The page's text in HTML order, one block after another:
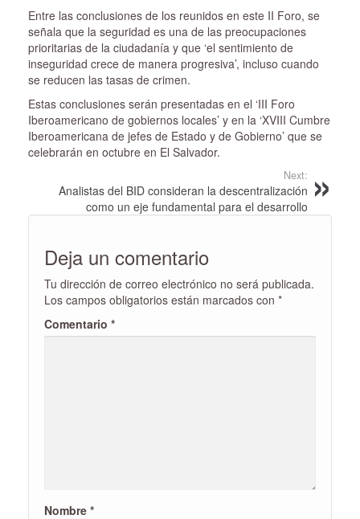
Entre las conclusiones de los reunidos en este II Foro, se
señala que la seguridad es una de las preocupaciones
prioritarias de la ciudadanía y que ‘el sentimiento de
inseguridad crece de manera progresiva’, incluso cuando
se reducen las tasas de crimen.
Estas conclusiones serán presentadas en el ‘III Foro
Iberoamericano de gobiernos locales’ y en la ‘XVIII Cumbre
Iberoamericana de jefes de Estado y de Gobierno’ que se
celebrarán en octubre en El Salvador.
Next:
Analistas del BID consideran la descentralización
como un eje fundamental para el desarrollo
Deja un comentario
Tu dirección de correo electrónico no será publicada.
Los campos obligatorios están marcados con *
Comentario *
Nombre *